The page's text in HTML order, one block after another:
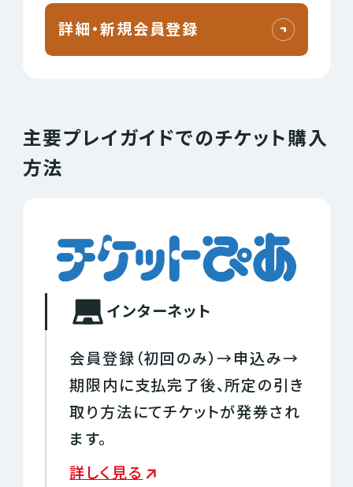
詳細・新規会員登録
主要プレイガイドでのチケット購入
方法
インターネット
会員登録（初回のみ）→申込み→
期限内に支払完了後、所定の引き
取り方法にてチケットが発券され
ます。
詳しく見る